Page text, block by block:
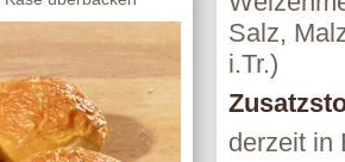
Salz,
i.Tr.)
derzeit in